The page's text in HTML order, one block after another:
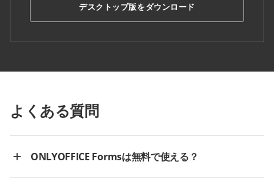
デスクトップ版をダウンロード
よくある質問
ONLYOFFICE Formsは無料で使える？